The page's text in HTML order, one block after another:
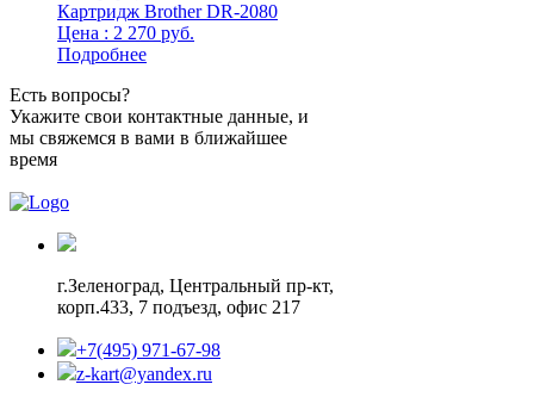
Картридж Brother DR-2080
Цена : 2 270 руб.
Подробнее
Есть вопросы?
Укажите свои контактные данные, и
мы свяжемся в вами в ближайшее
время
г.Зеленоград, Центральный пр-кт,
корп.433, 7 подъезд, офис 217
+7(495) 971-67-98
z-kart@yandex.ru